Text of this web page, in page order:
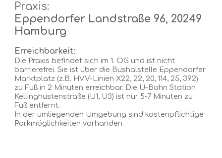
Praxis:
Eppendorfer Landstraße 96, 20249
Hamburg
Erreichbarkeit:
Die Praxis befindet sich im 1. OG und ist nicht
barrierefrei. Sie ist über die Bushalstelle Eppendorfer
Marktplatz (z.B. HVV-Linien X22, 22, 20, 114, 25, 392)
zu Fuß in 2 Minuten erreichbar. Die U-Bahn Station
Kellinghustenstraße (U1, U3) ist nur 5-7 Minuten zu
Fuß entfernt.
In der umliegenden Umgebung sind kostenpflichtige
Parkmöglichkeiten vorhanden.